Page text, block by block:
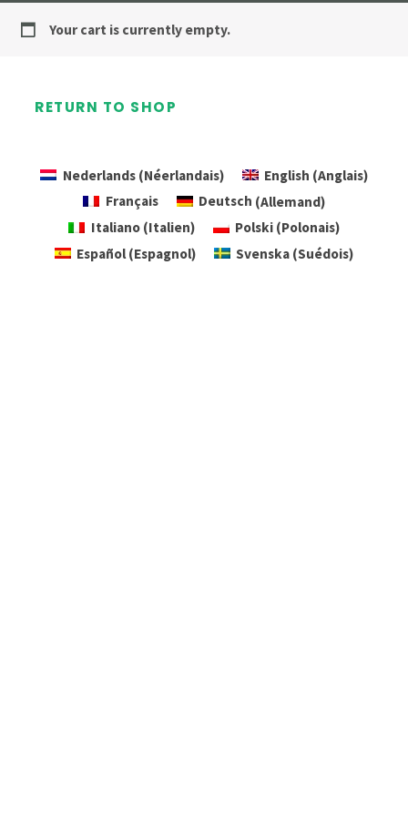
Your cart is currently empty.
RETURN TO SHOP
Nederlands(Néerlandais) English (Anglais)
Français
Deutsch (Allemand)
Italiano(Italien) Polski(Polonais)
Español (Espagnol) Svenska (Suédois)